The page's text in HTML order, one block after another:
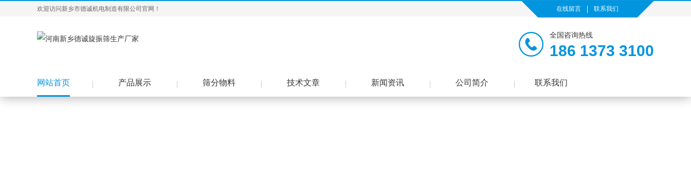
欢迎访问新乡市德诚机电制造有限公司官网！ 在线留言 联系我们
全国咨询热线
186 1373 3100
网站首页 产品展示 筛分物料 技术文章 新闻资讯 公司简介 联系我们